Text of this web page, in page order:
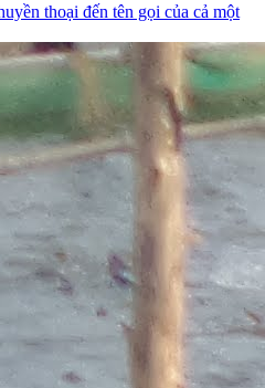
thoại đến tên gọi của cả một